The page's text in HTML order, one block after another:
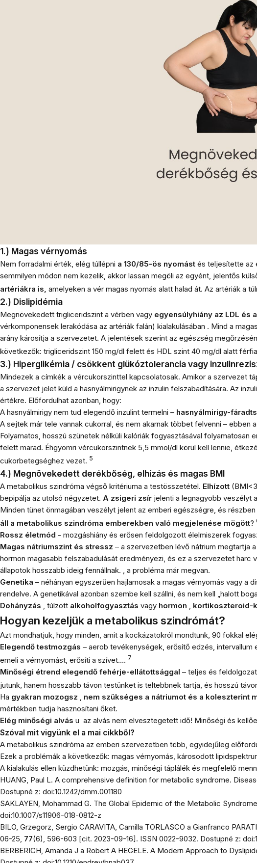
1.) Magas vérnyomás
Nem forradalmi érték, elég túllépni a 130/85-ös nyomást és teljesítette az
semmilyen módon nem kezelik, akkor lassan megöli az egyént, jelentős
artériákra is, amelyeken a vér magas nyomás alatt halad át. Az artériák a
2.) Dislipidémia
Megnövekedett trigliceridszint a vérben vagy egyensúlyhiány az LDL és
vérkomponensek lerakódása az artériák falán) kialakulásában . Mind a
arány károsítja a szervezetet. A jelentések szerint az egészség
következők: trigliceridszint 150 mg/dl felett és HDL szint 40 mg/dl alatt
3.) Hiperglikémia / csökkent glükóztolerancia vagy
Mindezek a címkék a vércukorszinttel kapcsolatosak. Amikor a szervezet
a szervezet jelet küld a hasnyálmirigynek az inzulin felszabadítására. Az
értékre. Előfordulhat azonban, hogy:
A hasnyálmirigy nem tud elegendő inzulint termelni – hasnyálmirigy-
A sejtek már tele vannak cukorral, és nem akarnak többet felvenni – ebben
Folyamatos, hosszú szünetek nélküli kalóriák fogyasztásával folyamatosan
felett marad. Éhgyomri vércukorszintnek 5,5 mmol/dl körül kell lennie,
cukorbetegséghez vezet. 5
4.) Megnövekedett derékbőség, elhízás és magas BMI
A metabolikus szindróma végső kritériuma a testösszetétel. Elhízott
bepipálja az utolsó négyzetet. A zsigeri zsír jelenti a legnagyobb veszélyt
Minden tünet önmagában veszélyt jelent az emberi egészségre, és
áll a metabolikus szindróma emberekben való megjelenése mögött?
Rossz életmód - mozgáshiány és erősen feldolgozott élelmiszerek
Magas nátriumszint és stressz – a szervezetben lévő nátrium megtartja
hormon magasabb felszabadulását eredményezi, és ez a szervezetet harc
állapotok hosszabb ideig fennállnak. , a probléma már megvan.
Genetika – néhányan egyszerűen hajlamosak a magas vérnyomás vagy a
rendelve. A genetikával azonban szembe kell szállni, és nem kell „halott
Dohányzás
, túlzott alkoholfogyasztás vagy hormon kortikoszteroid-
Hogyan kezeljük a metabolikus szindrómát?
Azt mondhatjuk, hogy minden, amit a kockázatokról mondtunk, 90 fokkal
Elegendő testmozgás – aerob tevékenységek, erősítő edzés,
emeli a vérnyomást, erősíti a szívet…. 7
Minőségi étrend elegendő fehérje-ellátottsággal – teljes és
jutunk, hanem hosszabb távon testünket is teltebbnek tartja, és hosszú
Ha gyakran mozogsz nem szükséges a nátriumot és a koleszterint
mértékben tudja hasznosítani őket.
Elég minőségi alvás u az alvás nem elvesztegetett idő! Minőségi és
Szóval mit vigyünk el a mai cikkből?
A metabolikus szindróma az emberi szervezetben több, egyidejűleg
Ezek a problémák a következők: magas vérnyomás, károsodott
A kialakulás ellen küzdhetünk: mozgás, minőségi táplálék és megfelelő
HUANG, Paul L. A comprehensive definition for metabolic syndrome.
Dostupné z: doi:10.1242/dmm.001180
SAKLAYEN, Mohammad G. The Global Epidemic of the Metabolic
doi:10.1007/s11906-018-0812-z
BILO, Grzegorz, Sergio CARAVITA, Camilla TORLASCO a Gianfranco
06-25, 77(6), 596-603 [cit. 2023-09-16]. ISSN 0022-9032. Dostupné z:
BERBERICH, Amanda J a Robert A HEGELE. A Modern Approach to